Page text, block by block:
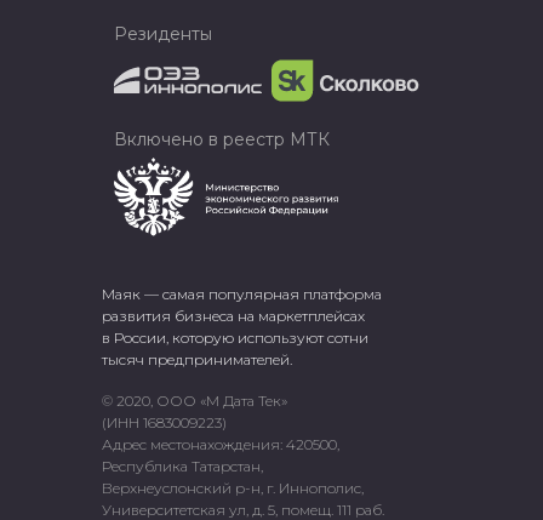
Маяк — самая популярная платформа
развития бизнеса на маркетплейсах
в России, которую используют сотни
тысяч предпринимателей.
© 2020, ООО «М Дата Тек»
(ИНН 1683009223)
Адрес местонахождения: 420500,
Республика Татарстан,
Верхнеуслонский р-н, г. Иннополис,
Университетская ул, д. 5, помещ. 111 раб.
Резиденты
Включено в реестр МТК